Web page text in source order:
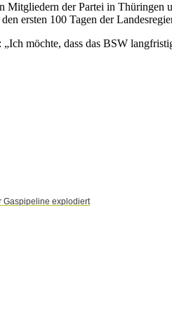
Mitgliedern der Partei in
ersten 100 Tagen der
möchte, dass das BSW
Gaspipeline explodiert